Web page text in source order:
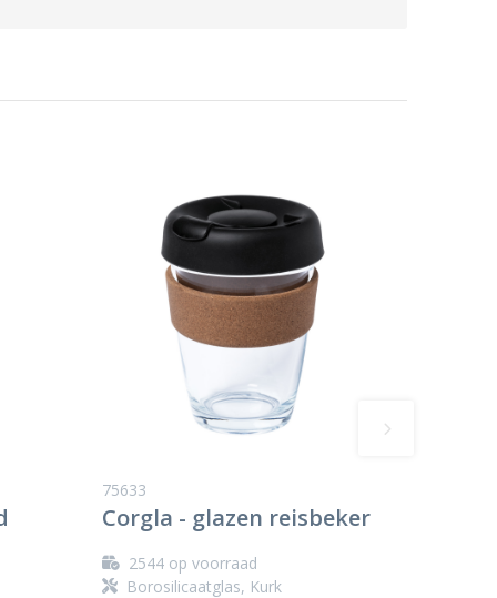
75633
Corgla - glazen reisbeker
2544 op voorraad
Borosilicaatglas, Kurk